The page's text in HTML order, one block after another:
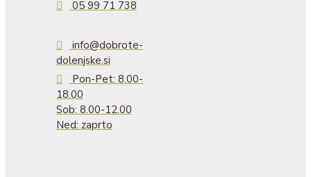
05 99 71 738
info@dobrote-
dolenjske.si
Pon-Pet: 8.00-
18.00
Sob: 8.00-12.00
Ned: zaprto